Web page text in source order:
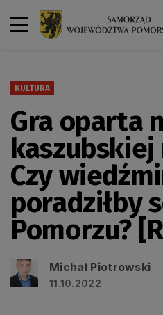
KULTURA
Gra oparta
Czy
poradziłby
Pomorzu?
Michał Piotrowski
11.10.2022